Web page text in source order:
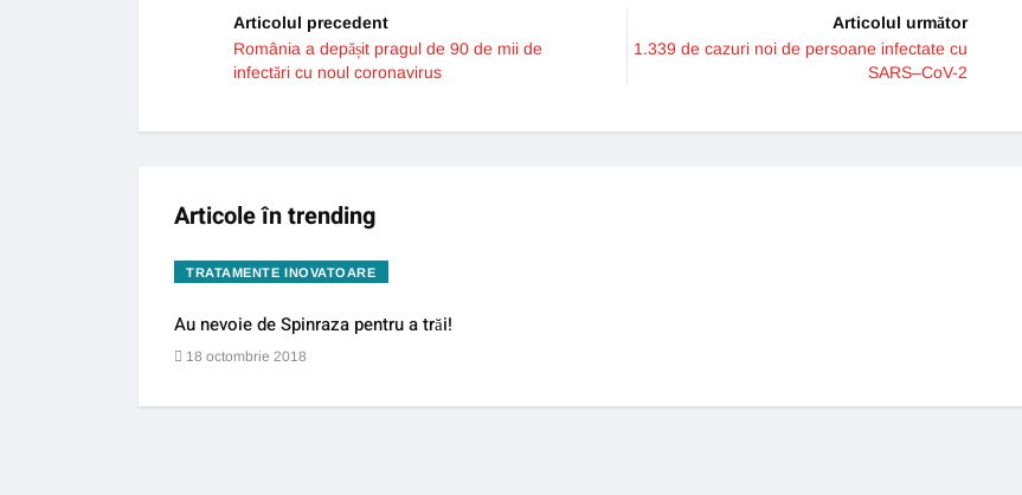
Articolul precedent
România a depășit pragul de 90 de mii de
infectări cu noul coronavirus
Articolul următor
1.339 de cazuri noi de persoane infectate cu
SARS–CoV-2
Articole în trending
TRATAMENTE INOVATOARE
Au nevoie de Spinraza pentru a trăi!
18 octombrie 2018